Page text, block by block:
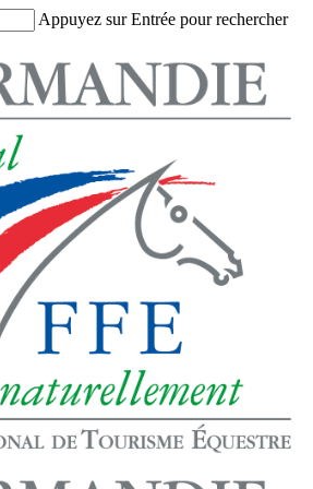
Appuyez sur Entrée pour rechercher